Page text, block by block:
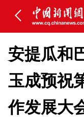
安提瓜和
玉成预祝
作发展大